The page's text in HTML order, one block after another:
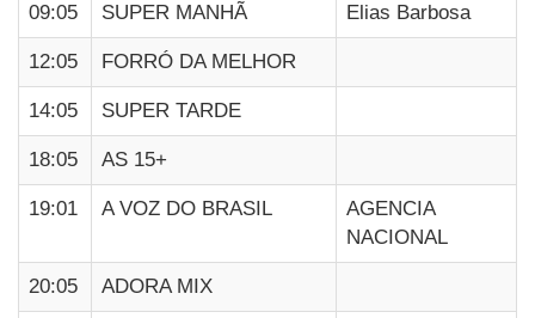
09:05 SUPER MANHÃ Elias Barbosa
12:05 FORRÓ DA MELHOR
14:05 SUPER TARDE
18:05 AS 15+
19:01 A VOZ DO BRASIL
AGENCIA
NACIONAL
20:05 ADORA MIX